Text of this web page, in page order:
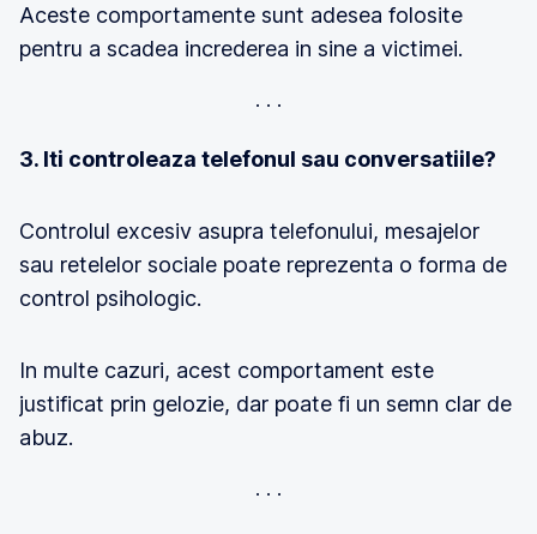
Aceste comportamente sunt adesea folosite
pentru a scadea increderea in sine a victimei.
3. Iti controleaza telefonul sau conversatiile?
Controlul excesiv asupra telefonului, mesajelor
sau retelelor sociale poate reprezenta o forma de
control psihologic.
In multe cazuri, acest comportament este
justificat prin gelozie, dar poate fi un semn clar de
abuz.